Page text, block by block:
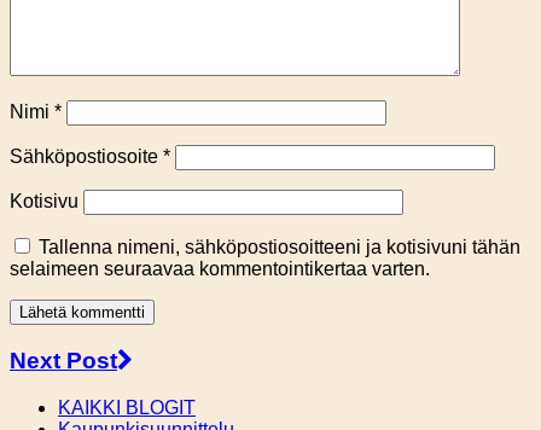
Nimi *
Sähköpostiosoite *
Kotisivu
Tallenna nimeni, sähköpostiosoitteeni ja kotisivuni tähän
selaimeen seuraavaa kommentointikertaa varten.
Next Post
KAIKKI BLOGIT